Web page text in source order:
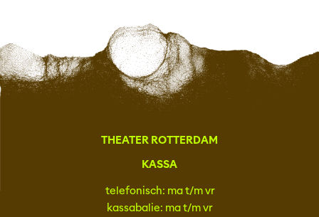
THEATER ROTTERDAM
KASSA
telefonisch: ma t/m vr
kassabalie: ma t/m vr